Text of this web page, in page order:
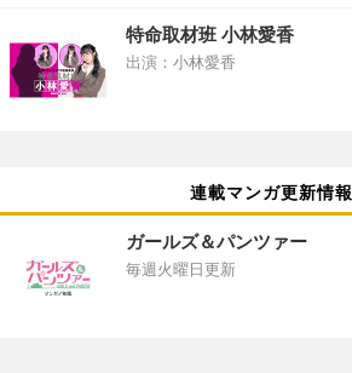
特命取材班 小林愛香
出演：小林愛香
連載マンガ更新情報
ガールズ＆パンツァー
毎週火曜日更新